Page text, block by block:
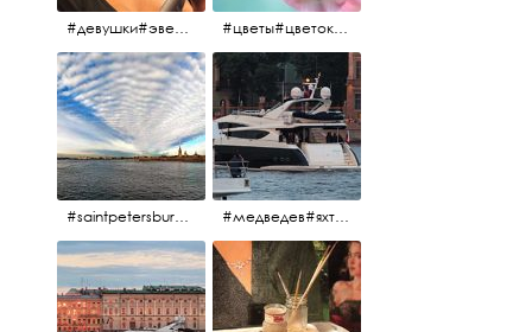
#девушки#эверласт#everlast#finland#southfinland#helsinki #цветы#цветок#нежность
#saintpetersburg #санктпетербург#нева#троицкиймост#питерскоеутро#петропавловскаякрепость #медведев#яхты#алыепаруса2023#белыеночи2013#санктпетербург #яхтафотиния#yacht#yachtphotinia